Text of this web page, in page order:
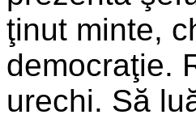
ţinut minte,
democraţie.
urechi. Să